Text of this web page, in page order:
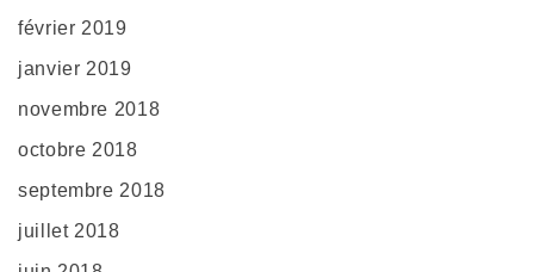
février 2019
janvier 2019
novembre 2018
octobre 2018
septembre 2018
juillet 2018